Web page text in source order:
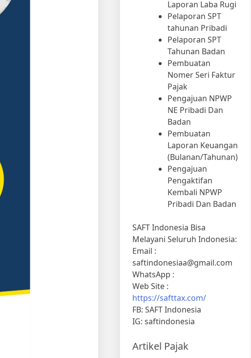
Laporan Laba Rugi
Pelaporan SPT
tahunan Pribadi
Pelaporan SPT
Tahunan Badan
Pembuatan
Nomer Seri Faktur
Pajak
Pengajuan NPWP
NE Pribadi Dan
Badan
Pembuatan
Laporan Keuangan
(Bulanan/Tahunan)
Pengajuan
Pengaktifan
Kembali NPWP
Pribadi Dan Badan
SAFT Indonesia Bisa
Melayani Seluruh Indonesia:
Email :
saftindonesiaa@gmail.com
WhatsApp :
Web Site :
https://safttax.com/
FB: SAFT Indonesia
IG: saftindonesia
Artikel Pajak